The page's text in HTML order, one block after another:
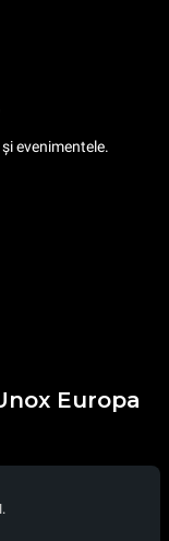
evenimentele.
Europa